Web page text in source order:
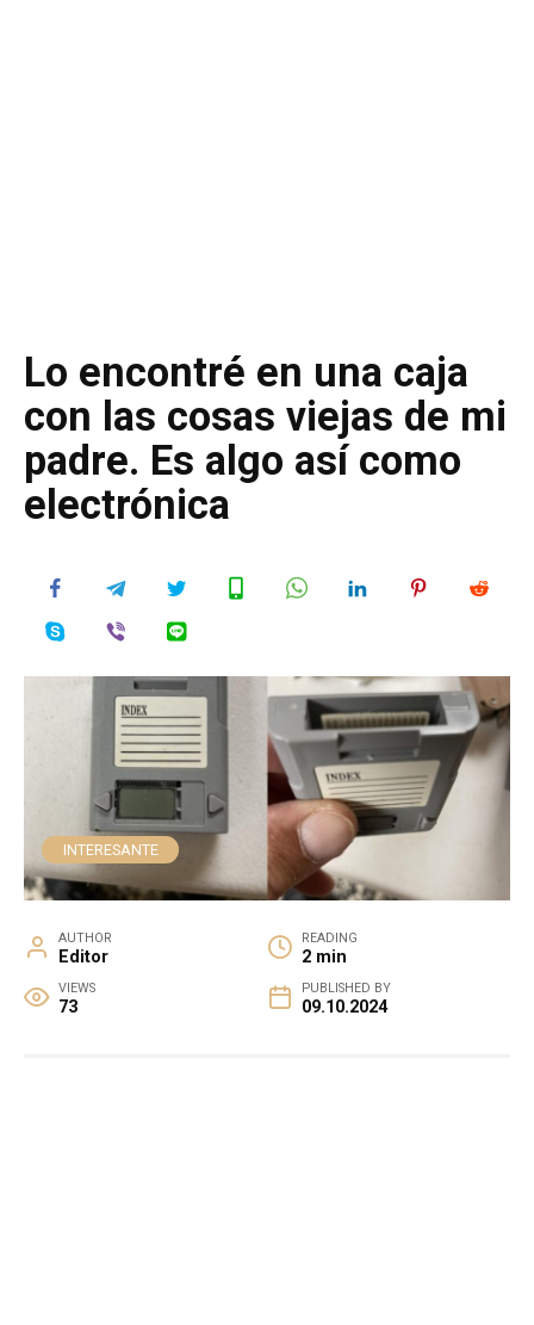
Lo encontré en una caja
con las cosas viejas de mi
padre. Es algo así como
electrónica
INTERESANTE
AUTHOR
Editor
READING
2 min
VIEWS
73
PUBLISHED BY
09.10.2024